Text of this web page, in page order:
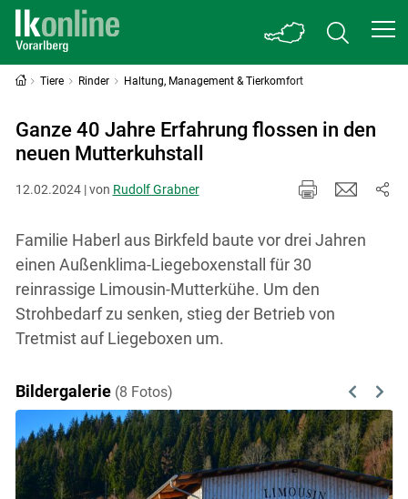
Tiere Rinder Haltung, Management & Tierkomfort
Ganze 40 Jahre Erfahrung flossen in den
neuen Mutterkuhstall
12.02.2024 | von Rudolf Grabner
Familie Haberl aus Birkfeld baute vor drei Jahren
einen Außenklima-Liegeboxenstall für 30
reinrassige Limousin-Mutterkühe. Um den
Strohbedarf zu senken, stieg der Betrieb von
Tretmist auf Liegeboxen um.
Bildergalerie (8 Fotos) Previous
Next